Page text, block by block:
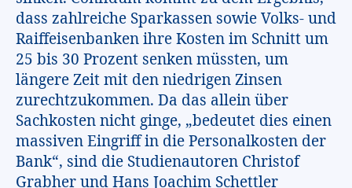
dass zahlreiche Sparkassen sowie Volks- und
Raiffeisenbanken ihre Kosten im Schnitt um
25 bis 30 Prozent senken müssten, um
längere Zeit mit den niedrigen Zinsen
zurechtzukommen. Da das allein über
Sachkosten nicht ginge, „bedeutet dies einen
massiven Eingriff in die Personalkosten der
Bank“, sind die Studienautoren Christof
Grabher und Hans Joachim Schettler